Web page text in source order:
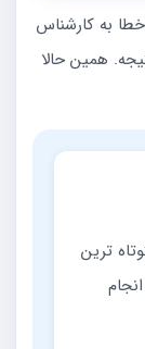
به کارشناس
همین حالا
ترین